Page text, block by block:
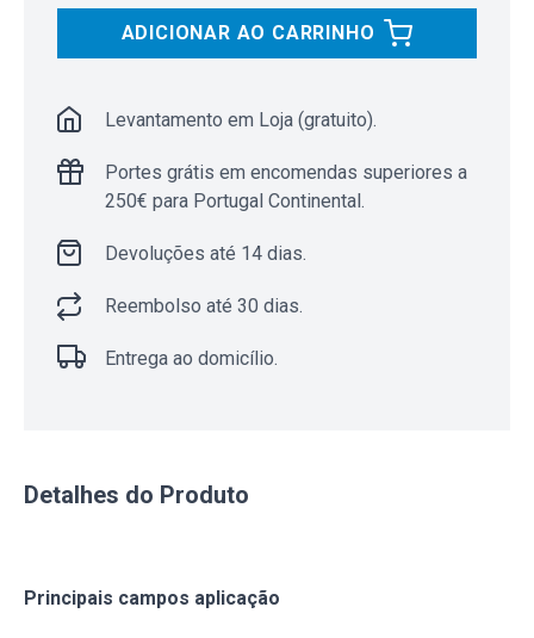
ADICIONAR AO CARRINHO
Levantamento em Loja (gratuito).
Portes grátis em encomendas superiores a
250€ para Portugal Continental.
Devoluções até 14 dias.
Reembolso até 30 dias.
Entrega ao domicílio.
Detalhes do Produto
Principais campos aplicação